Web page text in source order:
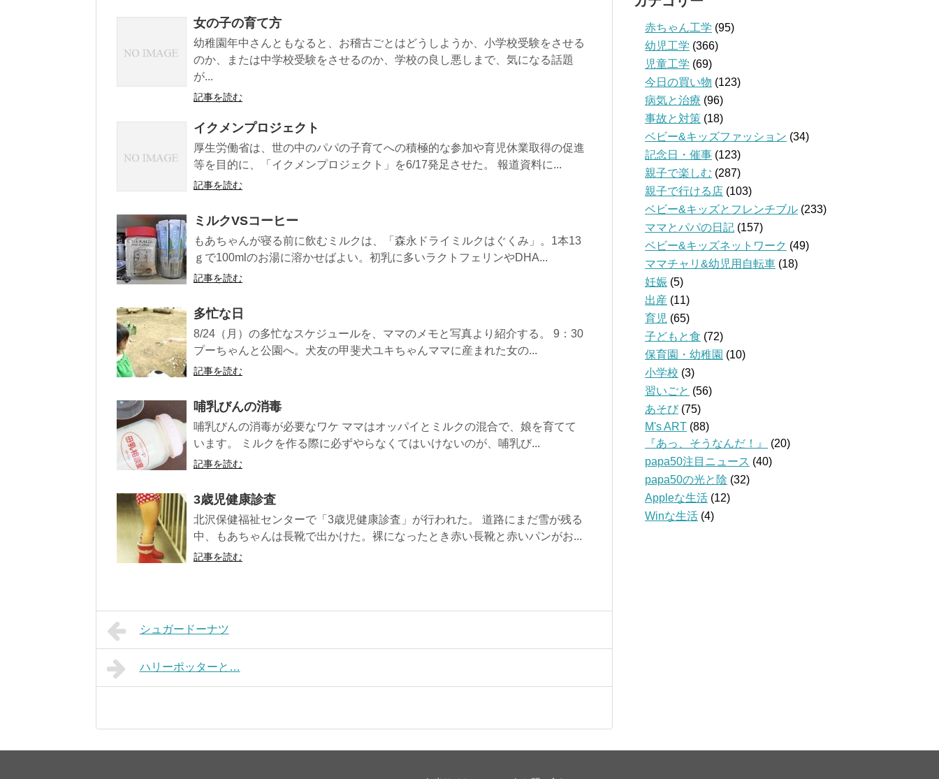
女の子の育て方
幼稚園年中さんともなると、お稽古ごとはどうしようか、小学校受験をさせる
のか、または中学校受験をさせるのか、学校の良し悪しまで、気になる話題
が...
記事を読む
イクメンプロジェクト
厚生労働省は、世の中のパパの子育てへの積極的な参加や育児休業取得の促進
等を目的に、「イクメンプロジェクト」を6/17発足させた。 報道資料に...
記事を読む
ミルクVSコーヒー
もあちゃんが寝る前に飲むミルクは、「森永ドライミルクはぐくみ」。1本13
ｇで100mlのお湯に溶かせばよい。初乳に多いラクトフェリンやDHA...
記事を読む
多忙な日
8/24（月）の多忙なスケジュールを、ママのメモと写真より紹介する。 9：30
プーちゃんと公園へ。犬友の甲斐犬ユキちゃんママに産まれた女の...
記事を読む
哺乳びんの消毒
哺乳びんの消毒が必要なワケ ママはオッパイとミルクの混合で、娘を育てて
います。 ミルクを作る際に必ずやらなくてはいけないのが、哺乳び...
記事を読む
3歳児健康診査
北沢保健福祉センターで「3歳児健康診査」が行われた。 道路にまだ雪が残る
中、もあちゃんは長靴で出かけた。裸になったとき赤い長靴と赤いパンがお...
記事を読む
シュガードーナツ
ハリーポッターと…
赤ちゃん工学 (95)
幼児工学 (366)
児童工学 (69)
今日の買い物 (123)
病気と治療 (96)
事故と対策 (18)
ベビー&キッズファッション (34)
記念日・催事 (123)
親子で楽しむ (287)
親子で行ける店 (103)
ベビー&キッズとフレンチブル (233)
ママとパパの日記 (157)
ベビー&キッズネットワーク (49)
ママチャリ&幼児用自転車 (18)
妊娠 (5)
出産 (11)
育児 (65)
子どもと食 (72)
保育園・幼稚園 (10)
小学校 (3)
習いごと (56)
あそび(75)
M's ART (88)
『あっ、そうなんだ！』
(20)
papa50注目ニュース (40)
papa50の光と陰 (32)
Appleな生活 (12)
Winな生活 (4)